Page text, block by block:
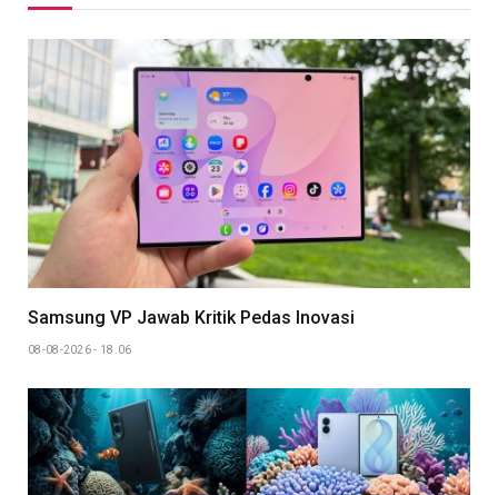
Samsung VP Jawab Kritik Pedas Inovasi
08-08-2026 - 18.06